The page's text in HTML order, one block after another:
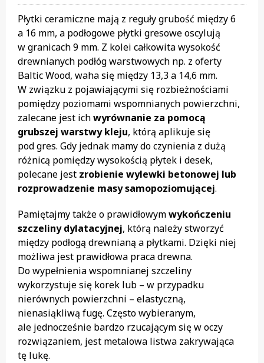
Płytki ceramiczne mają z reguły grubość między 6
a 16 mm, a podłogowe płytki gresowe oscylują
w granicach 9 mm. Z kolei całkowita wysokość
drewnianych podłóg warstwowych np. z oferty
Baltic Wood, waha się między 13,3 a 14,6 mm.
W związku z pojawiającymi się rozbieżnościami
pomiędzy poziomami wspomnianych powierzchni,
zalecane jest ichwyrównanie za pomocą
grubszej warstwy kleju, którą aplikuje się
pod gres. Gdy jednak mamy do czynienia z dużą
różnicą pomiędzy wysokością płytek i desek,
polecane jest zrobienie wylewki betonowej lub
rozprowadzenie masy samopoziomującej.
Pamiętajmy także o prawidłowymwykończeniu
szczeliny dylatacyjnej, którą należy stworzyć
między podłogą drewnianą a płytkami. Dzięki niej
możliwa jest prawidłowa praca drewna.
Do wypełnienia wspomnianej szczeliny
wykorzystuje się korek lub – w przypadku
nierównych powierzchni – elastyczną,
nienasiąkliwą fugę. Często wybieranym,
ale jednocześnie bardzo rzucającym się w oczy
rozwiązaniem, jest metalowa listwa zakrywająca
tę lukę.